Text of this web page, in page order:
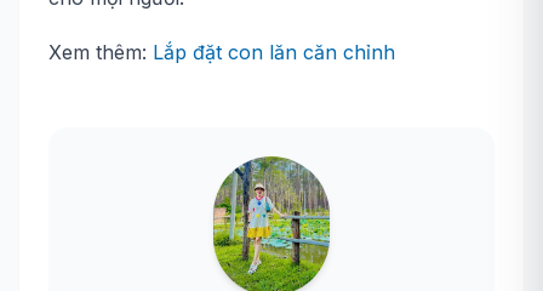
Xem thêm: Lắp đặt con lăn căn chỉnh